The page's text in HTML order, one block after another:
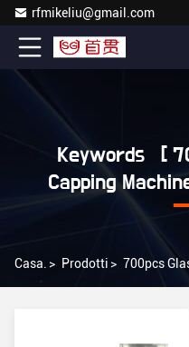
rfmikeliu@gmail.com
Keywords [
Capping
Casa. > Prodotti >